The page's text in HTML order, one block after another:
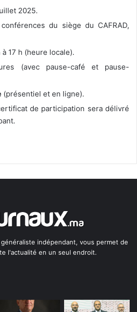
2025.
du siège du CAFRAD,
à 17 h (heure locale).
(avec pause-café et pause-
(présentiel et en ligne).
de participation sera délivré
indépendant, vous permet de
l'actualité en un seul endroit.